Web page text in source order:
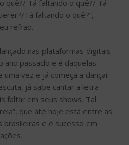
quê?/ Tá faltando o quê?/ Tá
Tá faltando o quê?”,
refrão.
nas plataformas digitais
ano passado e é daquelas
uma vez e já começa a dançar
já sabe cantar a letra
faltar em seus shows. Tal
que até hoje está entre as
brasileiras e é sucesso em